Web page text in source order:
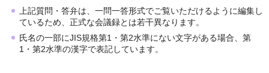
上記質問・答弁は、一問一答形式でご覧いただけるように編集し
ているため、正式な会議録とは若干異なります。
氏名の一部にJIS規格第1・第2水準にない文字がある場合、第
1・第2水準の漢字で表記しています。